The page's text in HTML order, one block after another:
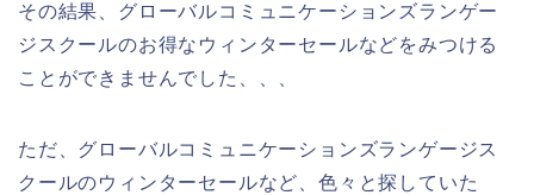
その結果、グローバルコミュニケーションズランゲー
ジスクールのお得なウィンターセールなどをみつける
ことができませんでした、、、
ただ、グローバルコミュニケーションズランゲージス
クールのウィンターセールなど、色々と探していた